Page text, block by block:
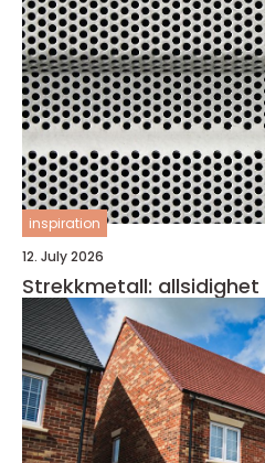
inspiration
12. July 2026
Strekkmetall: